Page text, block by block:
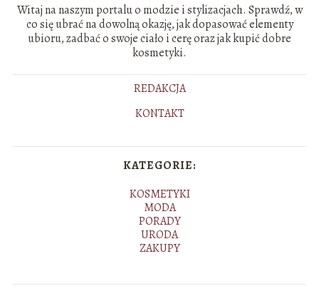
Witaj na naszym portalu o modzie i stylizacjach. Sprawdź, w
co się ubrać na dowolną okazję, jak dopasować elementy
ubioru, zadbać o swoje ciało i cerę oraz jak kupić dobre
kosmetyki.
REDAKCJA
KONTAKT
KATEGORIE:
KOSMETYKI
MODA
PORADY
URODA
ZAKUPY